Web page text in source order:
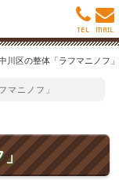
川区の整体「ラフマニノフ」
マニノフ」
」
MAIL
TEL